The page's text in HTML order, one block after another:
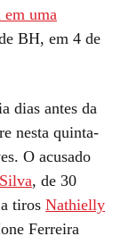
em uma
BH, em 4 de
dias antes da
nesta quinta-
O acusado
, de 30
tiros Nathielly
Ferreira